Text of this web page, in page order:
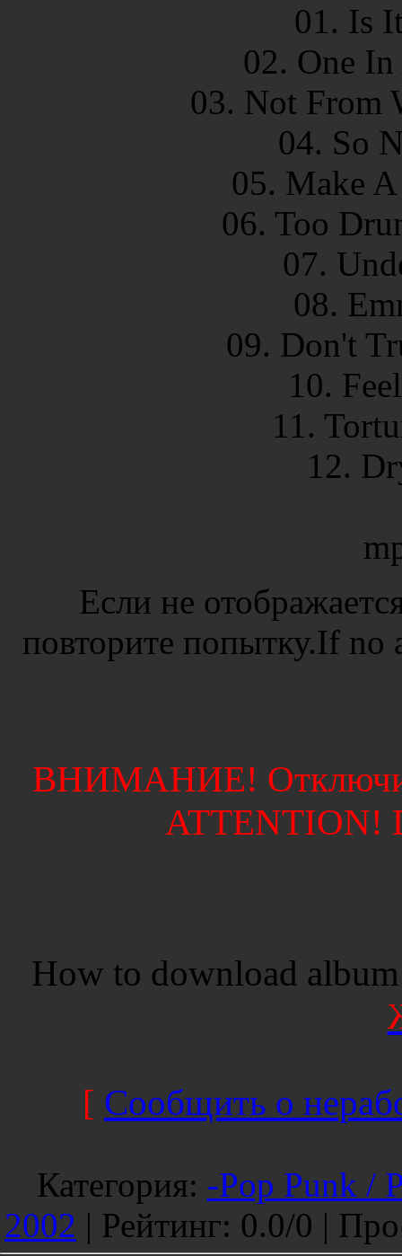
01. Is
02. One
03. Not From
04. So
05. Make
06. Too
07.
08.
09. Don't
10.
11.
12.
Если не
повторите попытку.If
ВНИМАНИЕ!
ATTENTION!
How to download
[ Сообщить о
Категория: -Pop Punk /
2002 | Рейтинг: 0.0/0 |